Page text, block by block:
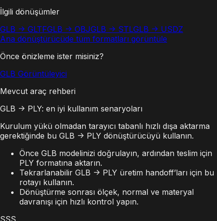
İlgili dönüşümler
GLB -> GLTFGLB -> OBJGLB -> STLGLB -> USDZ
Ana dönüştürücüde tüm formatları görüntüle
Önce önizleme ister misiniz?
GLB Görüntüleyici
Mevcut araç rehberi
GLB -> PLY: en iyi kullanım senaryoları
Kurulum yükü olmadan tarayıcı tabanlı hızlı dışa aktarma
gerektiğinde bu GLB -> PLY dönüştürücüyü kullanın.
Önce GLB modelinizi doğrulayın, ardından teslim için
PLY formatına aktarın.
Tekrarlanabilir GLB -> PLY üretim handoff’ları için bu
rotayı kullanın.
Dönüştürme sonrası ölçek, normal ve materyal
davranışı için hızlı kontrol yapın.